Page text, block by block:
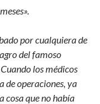
por cualquiera de
del famoso
los médicos
de operaciones, ya
cosa que no había